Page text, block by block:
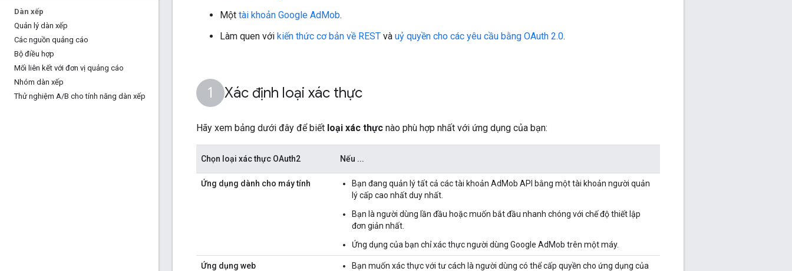
Dàn xếp
Quản lý dàn xếp
Các nguồn quảng cáo
Bộ điều hợp
Mối liên kết với đơn vị quảng cáo
Nhóm dàn xếp
Thử nghiệm A/B cho tính năng dàn xếp
Một tài khoản Google AdMob.
Làm quen với kiến thức cơ bản về REST và uỷ quyền cho các yêu cầu bằng OAuth 2.0.
Xác định loại xác thực
Hãy xem bảng dưới đây để biết loại xác thực nào phù hợp nhất với ứng dụng của bạn:
Chọn loại xác thực OAuth2 Nếu ...
Ứng dụng dành cho máy tính
Bạn đang quản lý tất cả các tài khoản AdMob API bằng một tài khoản người quản
lý cấp cao nhất duy nhất.
Bạn là người dùng lần đầu hoặc muốn bắt đầu nhanh chóng với chế độ thiết lập
đơn giản nhất.
Ứng dụng của bạn chỉ xác thực người dùng Google AdMob trên một máy.
Ứng dụng web
Bạn muốn xác thực với tư cách là người dùng có thể cấp quyền cho ứng dụng của